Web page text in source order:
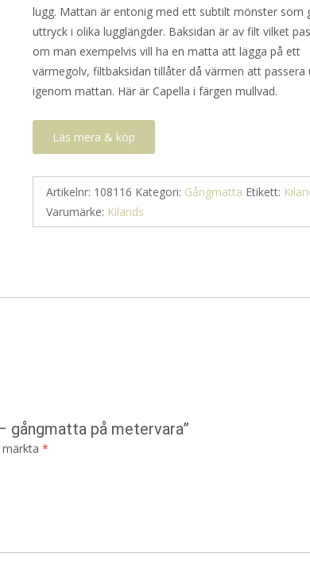
lugg. Mattan är entonig med ett subtilt mönster som
uttryck i olika lugglängder. Baksidan är av filt vilket
om man exempelvis vill ha en matta att lägga på ett
värmegolv, filtbaksidan tillåter då värmen att passera
igenom mattan. Här är Capella i färgen mullvad.
Läs mera & köp
Artikelnr: 108116 Kategori: Gångmatta Etikett:
Varumärke: Kilands
gångmatta på metervara”
*